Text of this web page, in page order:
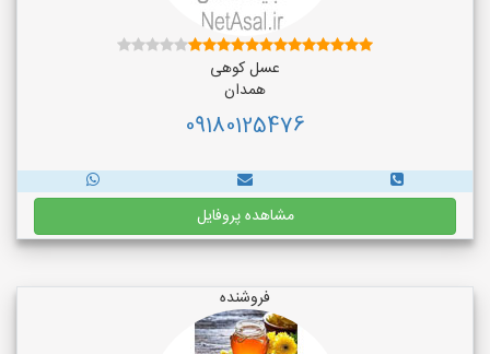
عسل کوهی
همدان
09180125476
مشاهده پروفایل
فروشنده